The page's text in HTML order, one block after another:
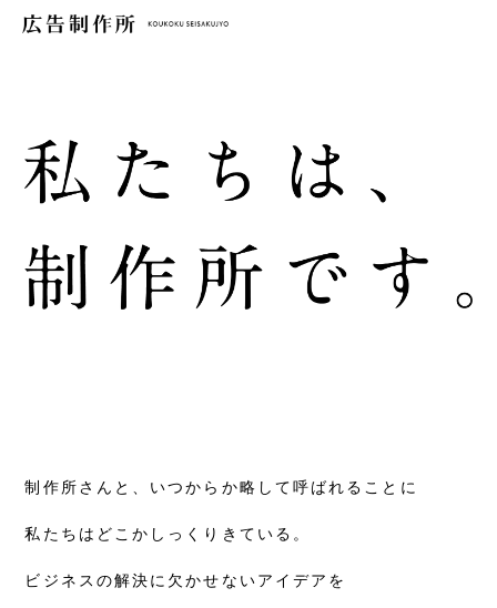
制作所さんと、いつからか略して呼ばれることに
私たちはどこかしっくりきている。
ビジネスの解決に欠かせないアイデアを